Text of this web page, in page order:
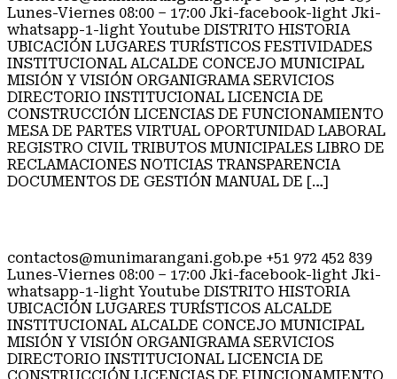
Lunes-Viernes 08:00 – 17:00 Jki-facebook-light Jki-
whatsapp-1-light Youtube DISTRITO HISTORIA
UBICACIÓN LUGARES TURÍSTICOS FESTIVIDADES
INSTITUCIONAL ALCALDE CONCEJO MUNICIPAL
MISIÓN Y VISIÓN ORGANIGRAMA SERVICIOS
DIRECTORIO INSTITUCIONAL LICENCIA DE
CONSTRUCCIÓN LICENCIAS DE FUNCIONAMIENTO
MESA DE PARTES VIRTUAL OPORTUNIDAD LABORAL
REGISTRO CIVIL TRIBUTOS MUNICIPALES LIBRO DE
RECLAMACIONES NOTICIAS TRANSPARENCIA
DOCUMENTOS DE GESTIÓN MANUAL DE […]
contactos@munimarangani.gob.pe +51 972 452 839
Lunes-Viernes 08:00 – 17:00 Jki-facebook-light Jki-
whatsapp-1-light Youtube DISTRITO HISTORIA
UBICACIÓN LUGARES TURÍSTICOS ALCALDE
INSTITUCIONAL ALCALDE CONCEJO MUNICIPAL
MISIÓN Y VISIÓN ORGANIGRAMA SERVICIOS
DIRECTORIO INSTITUCIONAL LICENCIA DE